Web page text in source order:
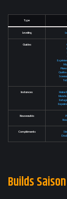
Type
Leveling
Guides
Quête
Instances
Haine
Nouveautés
Compléments
Builds